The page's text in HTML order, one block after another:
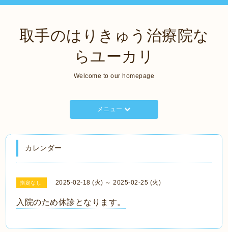
取手のはりきゅう治療院な
らユーカリ
Welcome to our homepage
メニュー
カレンダー
指定なし 2025-02-18 (火) ～ 2025-02-25 (火)
入院のため休診となります。